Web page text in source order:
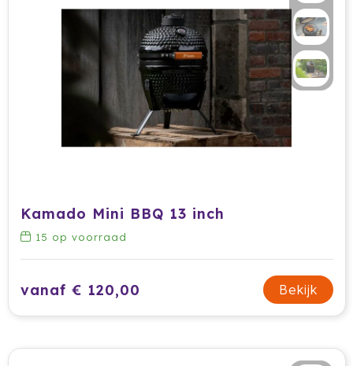
Kamado Mini BBQ 13 inch
15 op voorraad
vanaf € 120,00 Bekijk